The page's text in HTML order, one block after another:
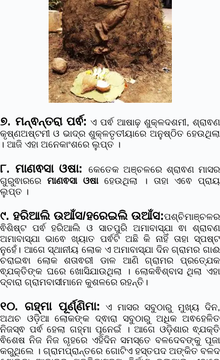
୭. ମନ୍ଵନ୍ତରା ପର୍ଵ: ଏ ପର୍ଵ ଆଷାଢ଼ ଶୁକ୍ଳଦଶମୀ, ଶ୍ରାଵଣ
କୃଷ୍ଣଅଷ୍ଟମୀ ଓ ଭାଦ୍ର ଶୁକ୍ଳତୃତୀୟାରେ ଅନୁଷ୍ଠିତ ହେଉଥିଲା
। ଆଜି ଏହା ଅନେକାଂଶରେ ଲୁପ୍ତ ।
୮. ମାଣଵସା ଓଷା:
କେତେକ ଅଞ୍ଚଳରେ ଶ୍ରାଵଣ ମାସର
ଗୁରୁଵାରରେ ମାଣଵସା ଓଷାହେଉଥିଲା । ତାହା ଏଵେ ପ୍ରାୟ
ଲୁପ୍ତ ।
୯. ହରିଆଲି ଉଆଁସ/ହରେଇଲି ଉଆଁସ:ପଶ୍ଚିମାଞ୍ଚଳର
ଵିଶିଷ୍ଟ ପର୍ଵ ହରିଆଲି ଓ ସାତପୁରି ଅମାବାସ୍ଯା ଵା ଶ୍ରାବଣ
ଅମାବାସ୍ଯା ଭାଵେ ଖ୍ୟାତ ପର୍ଵଟି ଅଛି କି ନାହିଁ ତାହା ସ୍ପଷ୍ଟ
ନୁହେଁ। ଆଗେ ସ୍ଥାନୀୟ ଲୋକ ଏ ଅମାବାସ୍ଯା ଦିନ ଗ୍ରାମର ଗାଈ
ଚରାଇଵା ଲୋକ ଶତାଵରୀ ଡାଳ ଆଣି ଗ୍ରାମର ପ୍ରତ୍ଯେକ
ଵ୍ଯକ୍ତିଙ୍କ ଘରେ ଖୋସିଯାଉଥିଲା । ଲୋକଵିଶ୍ବାସ ଥିଲା ଏହା
ଦ୍ବାରା ଗ୍ରାମବାସୀମାନେ କୁଶଳରେ ରହନ୍ତି।
୧୦. ଗହ୍ମା ପୂର୍ଣ୍ଣିମା: ଏ ମାସର ସବୁଠାରୁ ମୁଖ୍ୟ ଦିନ,
ଅଥଚ ଓଡ଼ିଆ ଲୋକଙ୍କ ଦ୍ଵାରା ସବୁଠାରୁ ଅଧିକ ଅଵହେଳିତ
ନିଜସ୍ଵ ପର୍ଵ ହେଲା ଗହ୍ମା ପୂନେଇଁ । ଆଗେ ଓଡ଼ିଶାର ଵ୍ଯକ୍ତି
ଵିଶେଷ ନିଜ ନିଜ ଗୃହରେ ଏହିଦିନ ସମସ୍ତେ ବଳଦେବଙ୍କୁ ପୂଜା
କରୁଥିଲେ । ଗ୍ରାମପ୍ରାନ୍ତରେ ଗୋଟିଏ ହସ୍ତପଦ ଅଙ୍କିତ ବଳଦ